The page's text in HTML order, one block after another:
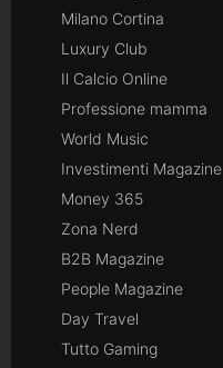
Milano Cortina
Luxury Club
Il Calcio Online
Professione mamma
World Music
Investimenti Magazine
Money 365
Zona Nerd
B2B Magazine
People Magazine
Day Travel
Tutto Gaming